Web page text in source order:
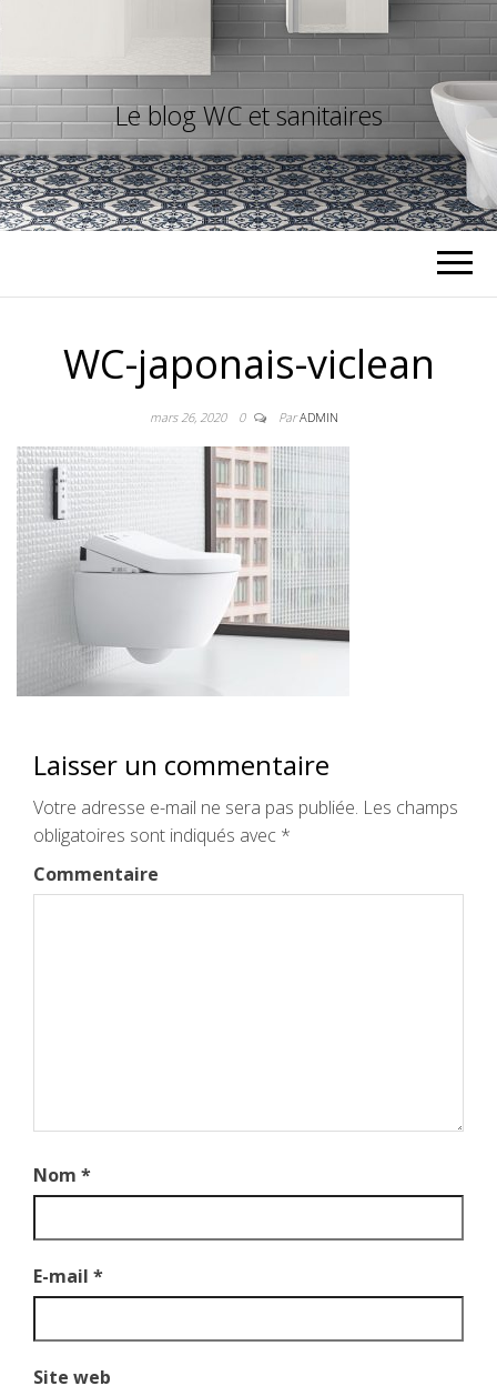
Le blog WC et sanitaires
WC-japonais-viclean
mars 26, 2020 0 ParADMIN
Laisser un commentaire
Votre adresse e-mail ne sera pas publiée. Les champs
obligatoires sont indiqués avec *
Commentaire
Nom *
E-mail *
Site web